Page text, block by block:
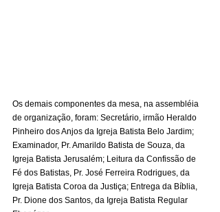
Os demais componentes da mesa, na assembléia
de organização, foram: Secretário, irmão Heraldo
Pinheiro dos Anjos da Igreja Batista Belo Jardim;
Examinador, Pr. Amarildo Batista de Souza, da
Igreja Batista Jerusalém; Leitura da Confissão de
Fé dos Batistas, Pr. José Ferreira Rodrigues, da
Igreja Batista Coroa da Justiça; Entrega da Bíblia,
Pr. Dione dos Santos, da Igreja Batista Regular